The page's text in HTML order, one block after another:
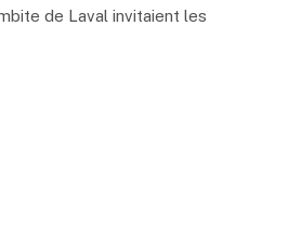
de Laval invitaient les